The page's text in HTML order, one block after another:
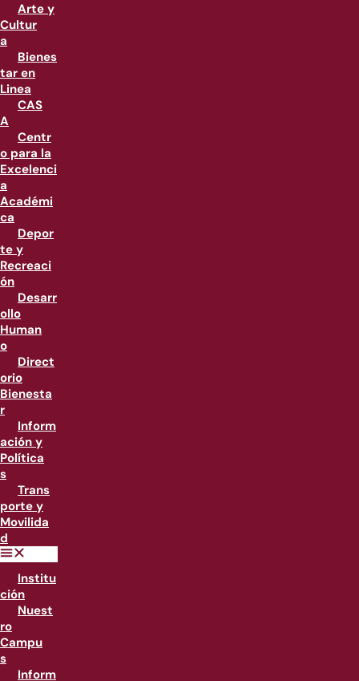
Arte y
Cultur
a
Bienes
tar en
Linea
CAS
A
Centr
o para la
Excelenci
a
Académi
ca
Depor
te y
Recreaci
ón
Desarr
ollo
Human
o
Direct
orio
Bienesta
r
Inform
ación y
Política
s
Trans
porte y
Movilida
d
Institu
ción
Nuest
ro
Campu
s
Inform